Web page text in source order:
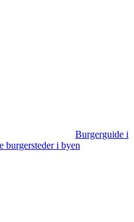
Burgerguide i
burgersteder i byen